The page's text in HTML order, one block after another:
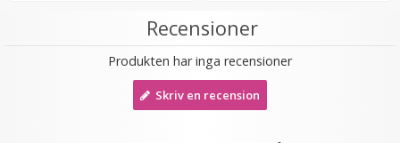
★★★★★
Recensioner
Produkten har inga recensioner
Skriv en recension